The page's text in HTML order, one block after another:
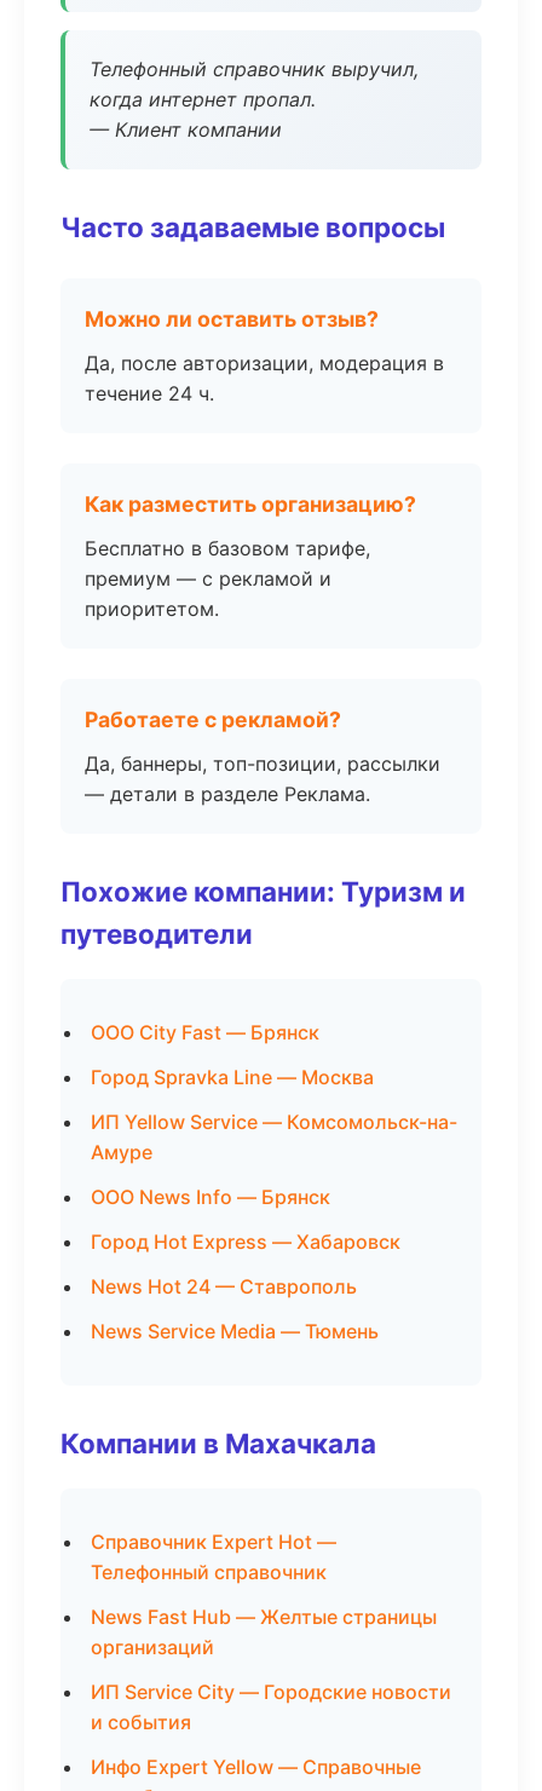
Телефонный справочник выручил,
когда интернет пропал.
— Клиент компании
Часто задаваемые вопросы
Можно ли оставить отзыв?
Да, после авторизации, модерация в
течение 24 ч.
Как разместить организацию?
Бесплатно в базовом тарифе,
премиум — с рекламой и
приоритетом.
Работаете с рекламой?
Да, баннеры, топ-позиции, рассылки
— детали в разделе Реклама.
Похожие компании: Туризм и
путеводители
ООО City Fast — Брянск
Город Spravka Line — Москва
ИП Yellow Service — Комсомольск-на-
Амуре
ООО News Info — Брянск
Город Hot Express — Хабаровск
News Hot 24 — Ставрополь
News Service Media — Тюмень
Компании в Махачкала
Справочник Expert Hot —
Телефонный справочник
News Fast Hub — Желтые страницы
организаций
ИП Service City — Городские новости
и события
Инфо Expert Yellow — Справочные